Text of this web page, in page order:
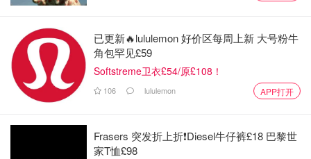
已更新🔥lululemon 好价区每周上新 大号粉牛
角包罕见£59
Softstreme卫衣£54/原£108！
106 lululemon APP打开
Frasers 突发折上折❗️Diesel牛仔裤£18 巴黎世
家T恤£98